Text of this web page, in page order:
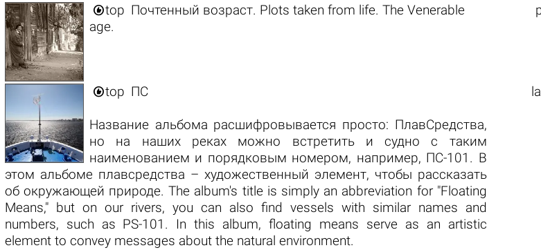
top Почтенный возраст. Plots taken from life. The Venerable
age.
top ПС
Название альбома расшифровывается просто: ПлавСредства,
но на наших реках можно встретить и судно с таким
наименованием и порядковым номером, например, ПС-101. В
этом альбоме плавсредства – художественный элемент, чтобы рассказать
об окружающей природе. The album's title is simply an abbreviation for "Floating
Means," but on our rivers, you can also find vessels with similar names and
numbers, such as PS-101. In this album, floating means serve as an artistic
element to convey messages about the natural environment.